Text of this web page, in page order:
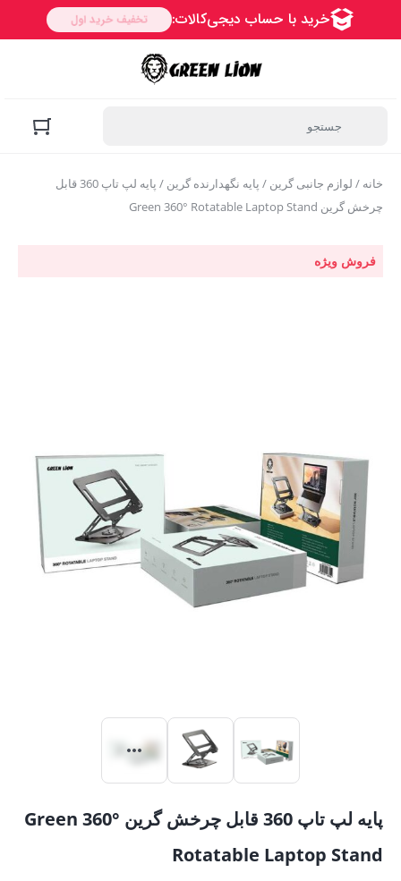
خانه / لوازم جانبی گرین / پایه نگهدارنده گرین
/ پایه لپ تاپ 360 قابل
چرخش گرین Green 360° Rotatable Laptop Stand
فروش ویژه
پایه لپ تاپ 360 قابل چرخش گرین Green 360°
Rotatable Laptop Stand